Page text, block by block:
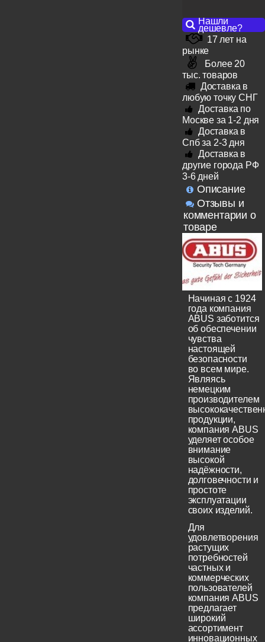
Нашли
дешевле?
17 лет на
рынке
Более 20
тыс. товаров
Доставка в
любую точку СНГ
Доставка по
Москве за 1-2 дня
Доставка в
Спб за 2-3 дня
Доставка в
другие города РФ
3-6 дней
Описание
Отзывы и
комментарии о
товаре
Начиная с 1924
года компания
ABUS заботится
об обеспечении
чувства
настоящей
безопасности
во всем мире.
Являясь
немецким
производителем
продукции,
компания ABUS
уделяет особое
внимание
высокой
надёжности,
долговечности и
простоте
эксплуатации
своих изделий.
Для
удовлетворения
растущих
потребностей
частных и
коммерческих
пользователей
компания ABUS
предлагает
широкий
ассортимент
инновационных